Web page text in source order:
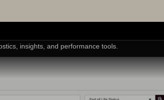
insights, and performance tools.